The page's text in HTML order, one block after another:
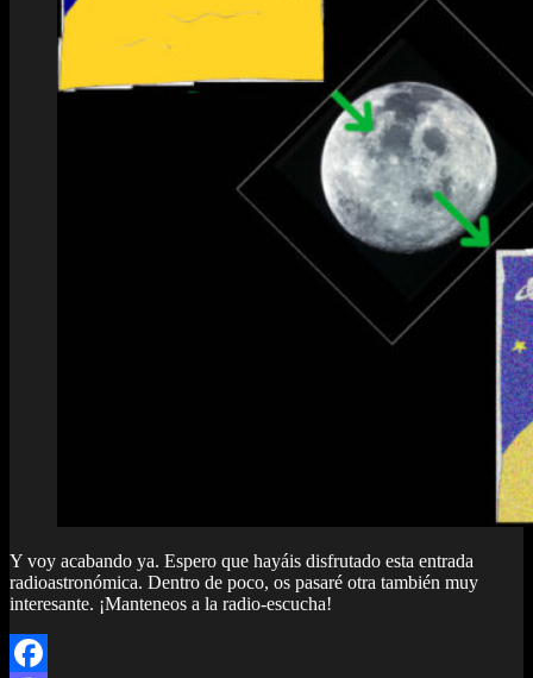
Y voy acabando ya. Espero que hayáis disfrutado esta entrada
radioastronómica. Dentro de poco, os pasaré otra también muy
interesante. ¡Manteneos a la radio-escucha!